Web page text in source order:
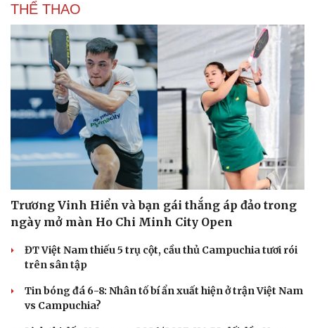
THỂ THAO
Trương Vinh Hiển và bạn gái thắng áp đảo trong
ngày mở màn Ho Chi Minh City Open
ĐT Việt Nam thiếu 5 trụ cột, cầu thủ Campuchia tươi rói
trên sân tập
Tin bóng đá 6-8: Nhân tố bí ẩn xuất hiện ở trận Việt Nam
vs Campuchia?